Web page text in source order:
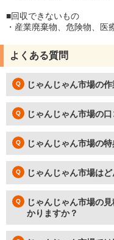
■回収できないもの
・産業廃棄物、危険物、医
よくある質問
じゃんじゃん市場の
じゃんじゃん市場の
じゃんじゃん市場の
じゃんじゃん市場は
じゃんじゃん市場の
かりますか？